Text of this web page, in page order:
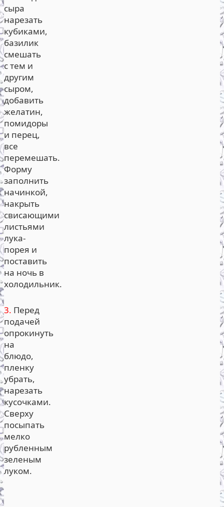
сыра
нарезать
кубиками,
базилик
смешать
с тем и
другим
сыром,
добавить
желатин,
помидоры
и перец,
все
перемешать.
Форму
заполнить
начинкой,
накрыть
свисающими
листьями
лука-
порея и
поставить
на ночь в
холодильник.
3. Перед
подачей
опрокинуть
на
блюдо,
пленку
убрать,
нарезать
кусочками.
Сверху
посыпать
мелко
рубленным
зеленым
луком.